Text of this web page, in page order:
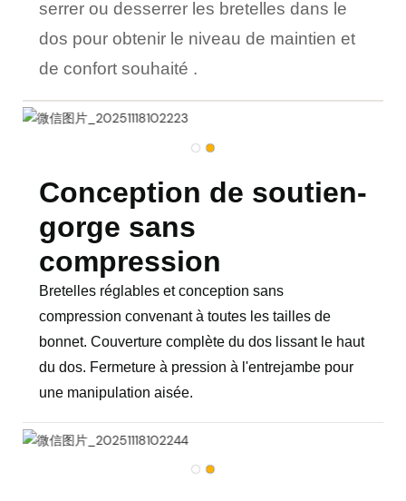
serrer ou desserrer les bretelles dans le
dos pour obtenir le niveau de maintien et
de confort souhaité .
Conception de soutien-
gorge sans
compression
Bretelles réglables et conception sans
compression convenant à toutes les tailles de
bonnet. Couverture complète du dos lissant le haut
du dos. Fermeture à pression à l'entrejambe pour
une manipulation aisée.